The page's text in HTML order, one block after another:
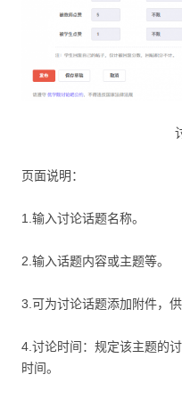
页面说明：
1.输入讨论话题名称。
2.输入话题内容或主题等。
3.可为讨论话题添加附件，供
4.讨论时间：规定该主题的
时间。